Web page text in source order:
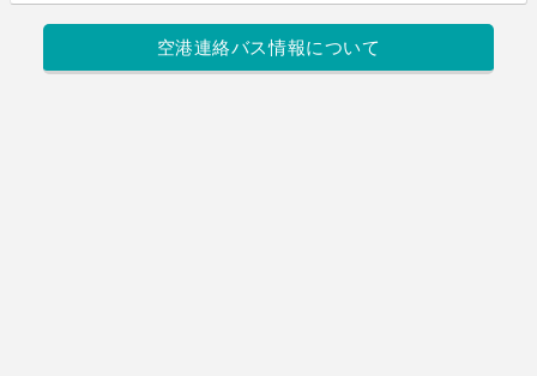
空港連絡バス情報について